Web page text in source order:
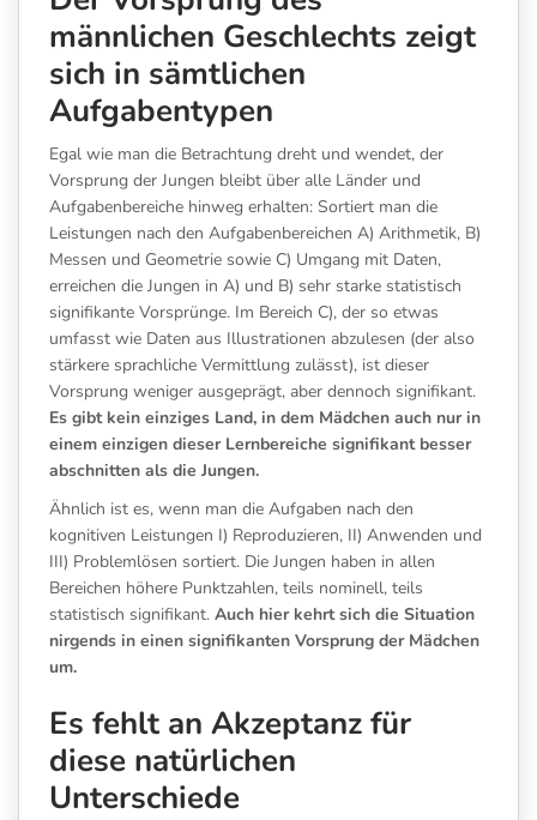
männlichen Geschlechts zeigt
sich in sämtlichen
Aufgabentypen
Egal wie man die Betrachtung dreht und wendet, der
Vorsprung der Jungen bleibt über alle Länder und
Aufgabenbereiche hinweg erhalten: Sortiert man die
Leistungen nach den Aufgabenbereichen A) Arithmetik, B)
Messen und Geometrie sowie C) Umgang mit Daten,
erreichen die Jungen in A) und B) sehr starke statistisch
signifikante Vorsprünge. Im Bereich C), der so etwas
umfasst wie Daten aus Illustrationen abzulesen (der also
stärkere sprachliche Vermittlung zulässt), ist dieser
Vorsprung weniger ausgeprägt, aber dennoch signifikant.
Es gibt kein einziges Land, in dem Mädchen auch nur in
einem einzigen dieser Lernbereiche signifikant besser
abschnitten als die Jungen.
Ähnlich ist es, wenn man die Aufgaben nach den
kognitiven Leistungen I) Reproduzieren, II) Anwenden und
III) Problemlösen sortiert. Die Jungen haben in allen
Bereichen höhere Punktzahlen, teils nominell, teils
statistisch signifikant. Auch hier kehrt sich die Situation
nirgends in einen signifikanten Vorsprung der Mädchen
um.
Es fehlt an Akzeptanz für
diese natürlichen
Unterschiede